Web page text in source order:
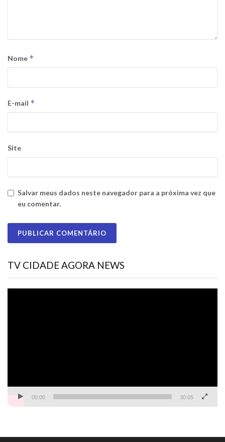
Nome *
E-mail *
Site
Salvar meus dados neste navegador para a próxima vez que
eu comentar.
TV CIDADE AGORA NEWS
00:00 30:05